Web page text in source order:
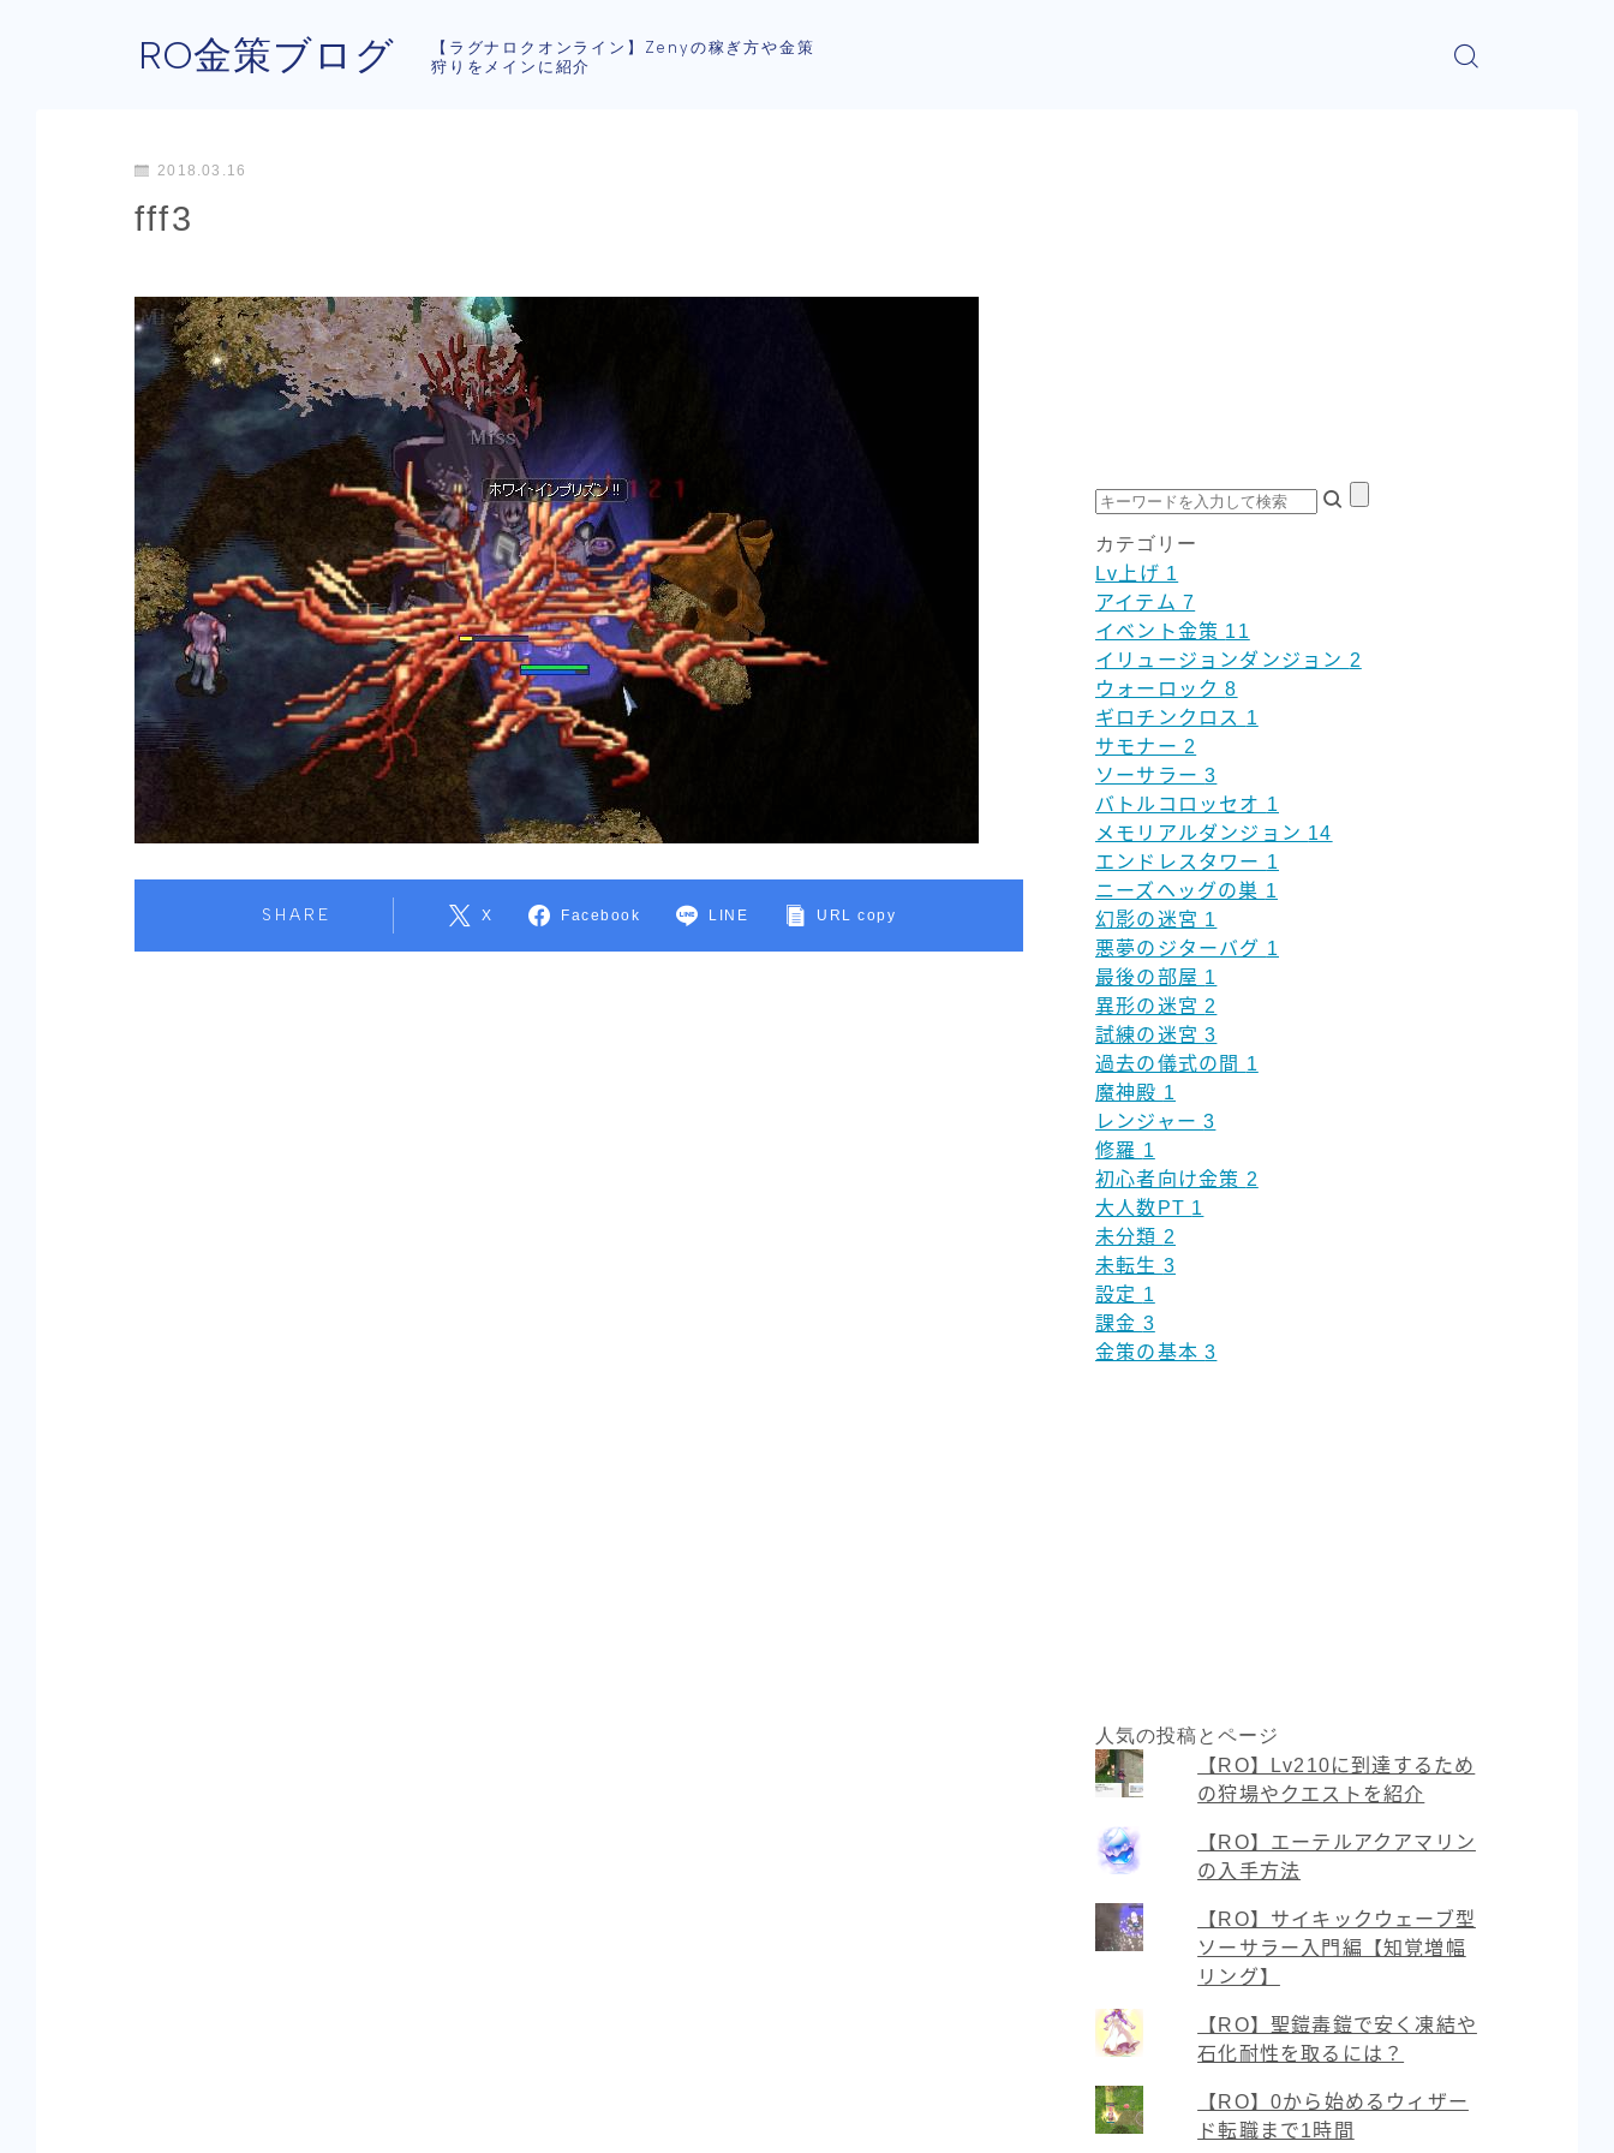
RO金策ブログ
【ラグナロクオンライン】Zenyの稼ぎ方や金策
狩りをメインに紹介
2018.03.16
fff3
SHARE X Facebook LINE URL copy
カテゴリー
Lv上げ 1
アイテム 7
イベント金策 11
イリュージョンダンジョン 2
ウォーロック8
ギロチンクロス 1
サモナー 2
ソーサラー3
バトルコロッセオ 1
メモリアルダンジョン 14
エンドレスタワー 1
ニーズヘッグの巣 1
幻影の迷宮 1
悪夢のジターバグ 1
最後の部屋 1
異形の迷宮 2
試練の迷宮3
過去の儀式の間 1
魔神殿 1
レンジャー3
修羅 1
初心者向け金策 2
大人数PT 1
未分類 2
未転生 3
設定 1
課金 3
金策の基本3
人気の投稿とページ
【RO】Lv210に到達するため
の狩場やクエストを紹介
【RO】エーテルアクアマリン
の入手方法
【RO】サイキックウェーブ型
ソーサラー入門編【知覚増幅
リング】
【RO】聖鎧毒鎧で安く凍結や
石化耐性を取るには？
【RO】0から始めるウィザー
ド転職まで1時間